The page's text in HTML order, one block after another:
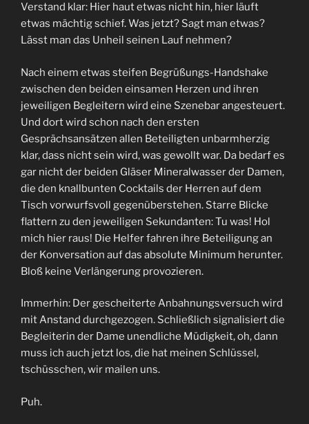
Verstand klar: Hier haut etwas nicht hin, hier läuft
etwas mächtig schief. Was jetzt? Sagt man etwas?
Lässt man das Unheil seinen Lauf nehmen?
Nach einem etwas steifen Begrüßungs-Handshake
zwischen den beiden einsamen Herzen und ihren
jeweiligen Begleitern wird eine Szenebar angesteuert.
Und dort wird schon nach den ersten
Gesprächsansätzen allen Beteiligten unbarmherzig
klar, dass nicht sein wird, was gewollt war. Da bedarf es
gar nicht der beiden Gläser Mineralwasser der Damen,
die den knallbunten Cocktails der Herren auf dem
Tisch vorwurfsvoll gegenüberstehen. Starre Blicke
flattern zu den jeweiligen Sekundanten: Tu was! Hol
mich hier raus! Die Helfer fahren ihre Beteiligung an
der Konversation auf das absolute Minimum herunter.
Bloß keine Verlängerung provozieren.
Immerhin: Der gescheiterte Anbahnungsversuch wird
mit Anstand durchgezogen. Schließlich signalisiert die
Begleiterin der Dame unendliche Müdigkeit, oh, dann
muss ich auch jetzt los, die hat meinen Schlüssel,
tschüsschen, wir mailen uns.
Puh.